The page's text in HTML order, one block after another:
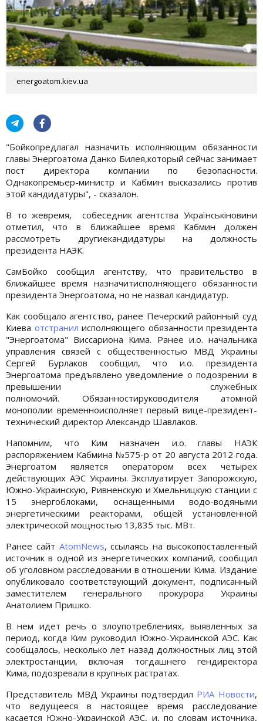
energoatom.kiev.ua
"Бойкопредлагал назначить исполняющим обязанности
главы Энергоатома Данко Билея,который сейчас занимает
пост директора компании по безопасности.
Однакопремьер-министр и Кабмин высказались против
этой кандидатуры", - сказалон.
В то жевремя, собеседник агентства Українськіновини
отметил, что в ближайшее время Кабмин должен
рассмотреть другиекандидатуры на должность
президента НАЭК.
СамБойко сообщил агентству, что правительство в
ближайшее время назначитисполняющего обязанности
президента Энергоатома, но не назвал кандидатур.
Как сообщало агентство, ранее Печерский районный суд
Киева отстранил исполняющего обязанности президента
"Энергоатома" Виссариона Кима. Ранее и.о. начальника
управления связей с общественностью МВД Украины
Сергей Бурлаков сообщил, что и.о. президента
Энергоатома предъявлено уведомление о подозрении в
превышении служебных
полномочий. Обязанностируководителя атомной
монополии временноисполняет первый вице-президент-
технический директор Александр Шавлаков.
Напомним, что Ким назначен и.о. главы НАЭК
распоряжением Кабмина №575-р от 20 августа 2012 года.
Энергоатом является оператором всех четырех
действующих АЭС Украины. Эксплуатирует Запорожскую,
Южно-Украинскую, Ривненскую и Хмельницкую станции с
15 энергоблоками, оснащенными водо-водяными
энергетическими реакторами, общей установленной
электрической мощностью 13,835 тыс. МВт.
Ранее сайт AtomNews, ссылаясь на высокопоставленный
источник в одной из энергетических компаний, сообщил
об уголовном расследовании в отношении Кима. Издание
опубликовало соответствующий документ, подписанный
заместителем генерального прокурора Украины
Анатолием Пришко.
В нем идет речь о злоупотреблениях, выявленных за
период, когда Ким руководил Южно-Украинской АЭС. Как
сообщалось, несколько лет назад должностных лиц этой
электростанции, включая тогдашнего гендиректора
Кима, подозревали в крупных растратах.
Представитель МВД Украины подтвердил РИА Новости,
что ведущееся в настоящее время расследование
касается Южно-Украинской АЭС, и, по словам источника,